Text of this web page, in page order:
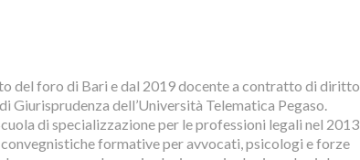
del foro di Bari e dal 2019 docente a contratto di diritto
Giurisprudenza dell’Università Telematica Pegaso.
di specializzazione per le professioni legali nel 2013,
formative per avvocati, psicologi e forze